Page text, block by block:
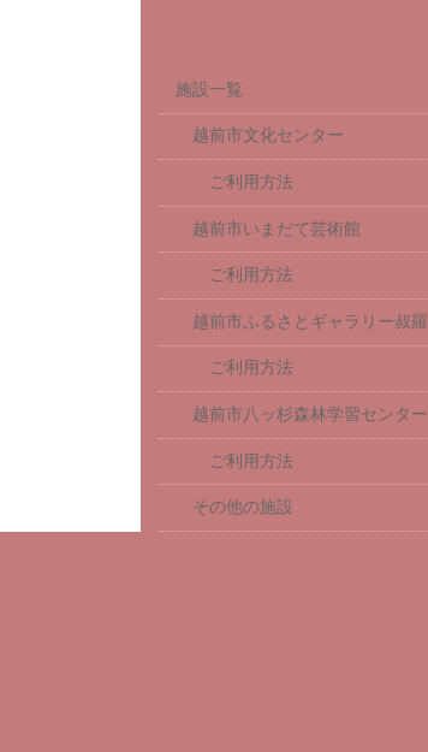
施設一覧
越前市文化センター
ご利用方法
越前市いまだて芸術館
ご利用方法
越前市ふるさとギャラリー叔羅
ご利用方法
越前市八ッ杉森林学習センター
ご利用方法
その他の施設